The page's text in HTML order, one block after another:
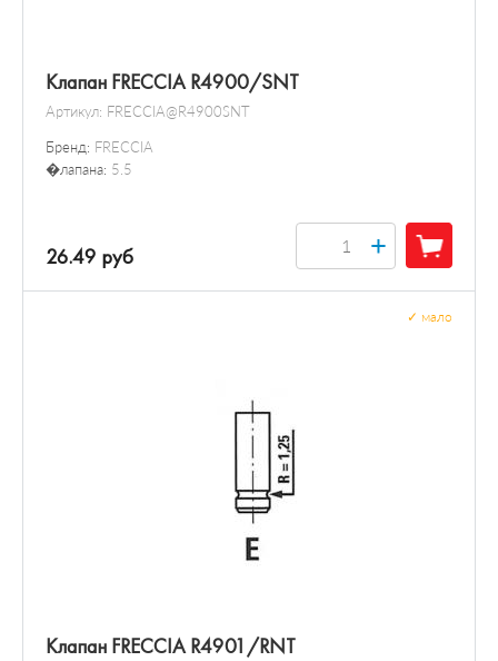
Клапан FRECCIA R4900/SNT
Артикул: FRECCIA@R4900SNT
Бренд: FRECCIA
�лапана: 5.5
26.49 руб +
Клапан FRECCIA R4901/RNT
мало